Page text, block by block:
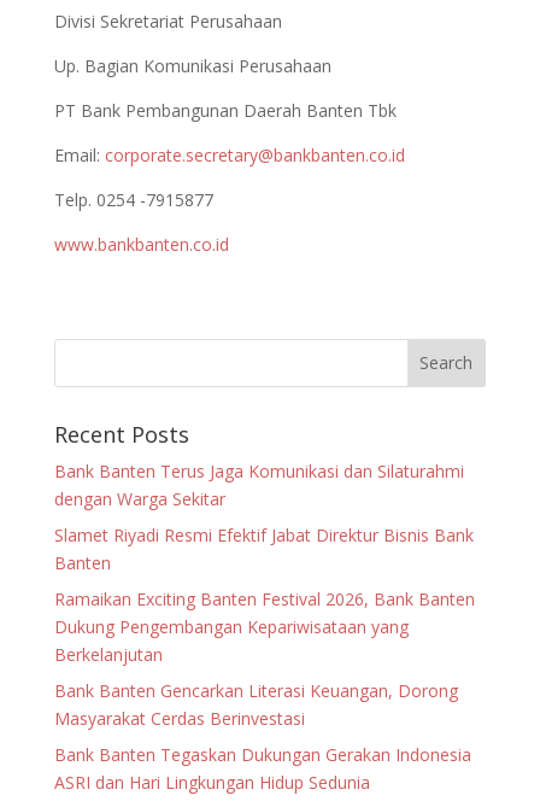
Divisi Sekretariat Perusahaan
Up. Bagian Komunikasi Perusahaan
PT Bank Pembangunan Daerah Banten Tbk
Email: corporate.secretary@bankbanten.co.id
Telp. 0254 -7915877
www.bankbanten.co.id
Recent Posts
Bank Banten Terus Jaga Komunikasi dan Silaturahmi
dengan Warga Sekitar
Slamet Riyadi Resmi Efektif Jabat Direktur Bisnis Bank
Banten
Ramaikan Exciting Banten Festival 2026, Bank Banten
Dukung Pengembangan Kepariwisataan yang
Berkelanjutan
Bank Banten Gencarkan Literasi Keuangan, Dorong
Masyarakat Cerdas Berinvestasi
Bank Banten Tegaskan Dukungan Gerakan Indonesia
ASRI dan Hari Lingkungan Hidup Sedunia